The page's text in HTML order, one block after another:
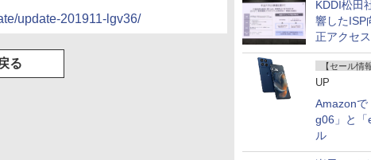
KDDI松田
響したISP
正アクセ
て説明
【セール情
UP
Amazon
g06」と「
ル
update-201911-lgv36/
る